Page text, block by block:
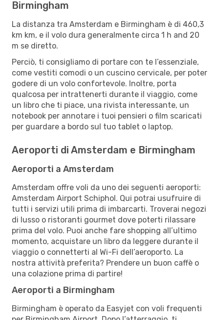
Birmingham
La distanza tra Amsterdam e Birmingham è di 460,3
km km, e il volo dura generalmente circa 1 h and 20
m se diretto.
Perciò, ti consigliamo di portare con te l’essenziale,
come vestiti comodi o un cuscino cervicale, per poter
godere di un volo confortevole. Inoltre, porta
qualcosa per intrattenerti durante il viaggio, come
un libro che ti piace, una rivista interessante, un
notebook per annotare i tuoi pensieri o film scaricati
per guardare a bordo sul tuo tablet o laptop.
Aeroporti di Amsterdam e Birmingham
Aeroporti a Amsterdam
Amsterdam offre voli da uno dei seguenti aeroporti:
Amsterdam Airport Schiphol. Qui potrai usufruire di
tutti i servizi utili prima di imbarcarti. Troverai negozi
di lusso o ristoranti gourmet dove poterti rilassare
prima del volo. Puoi anche fare shopping all’ultimo
momento, acquistare un libro da leggere durante il
viaggio o connetterti al Wi-Fi dell’aeroporto. La
nostra attività preferita? Prendere un buon caffè o
una colazione prima di partire!
Aeroporti a Birmingham
Birmingham è operato da Easyjet con voli frequenti